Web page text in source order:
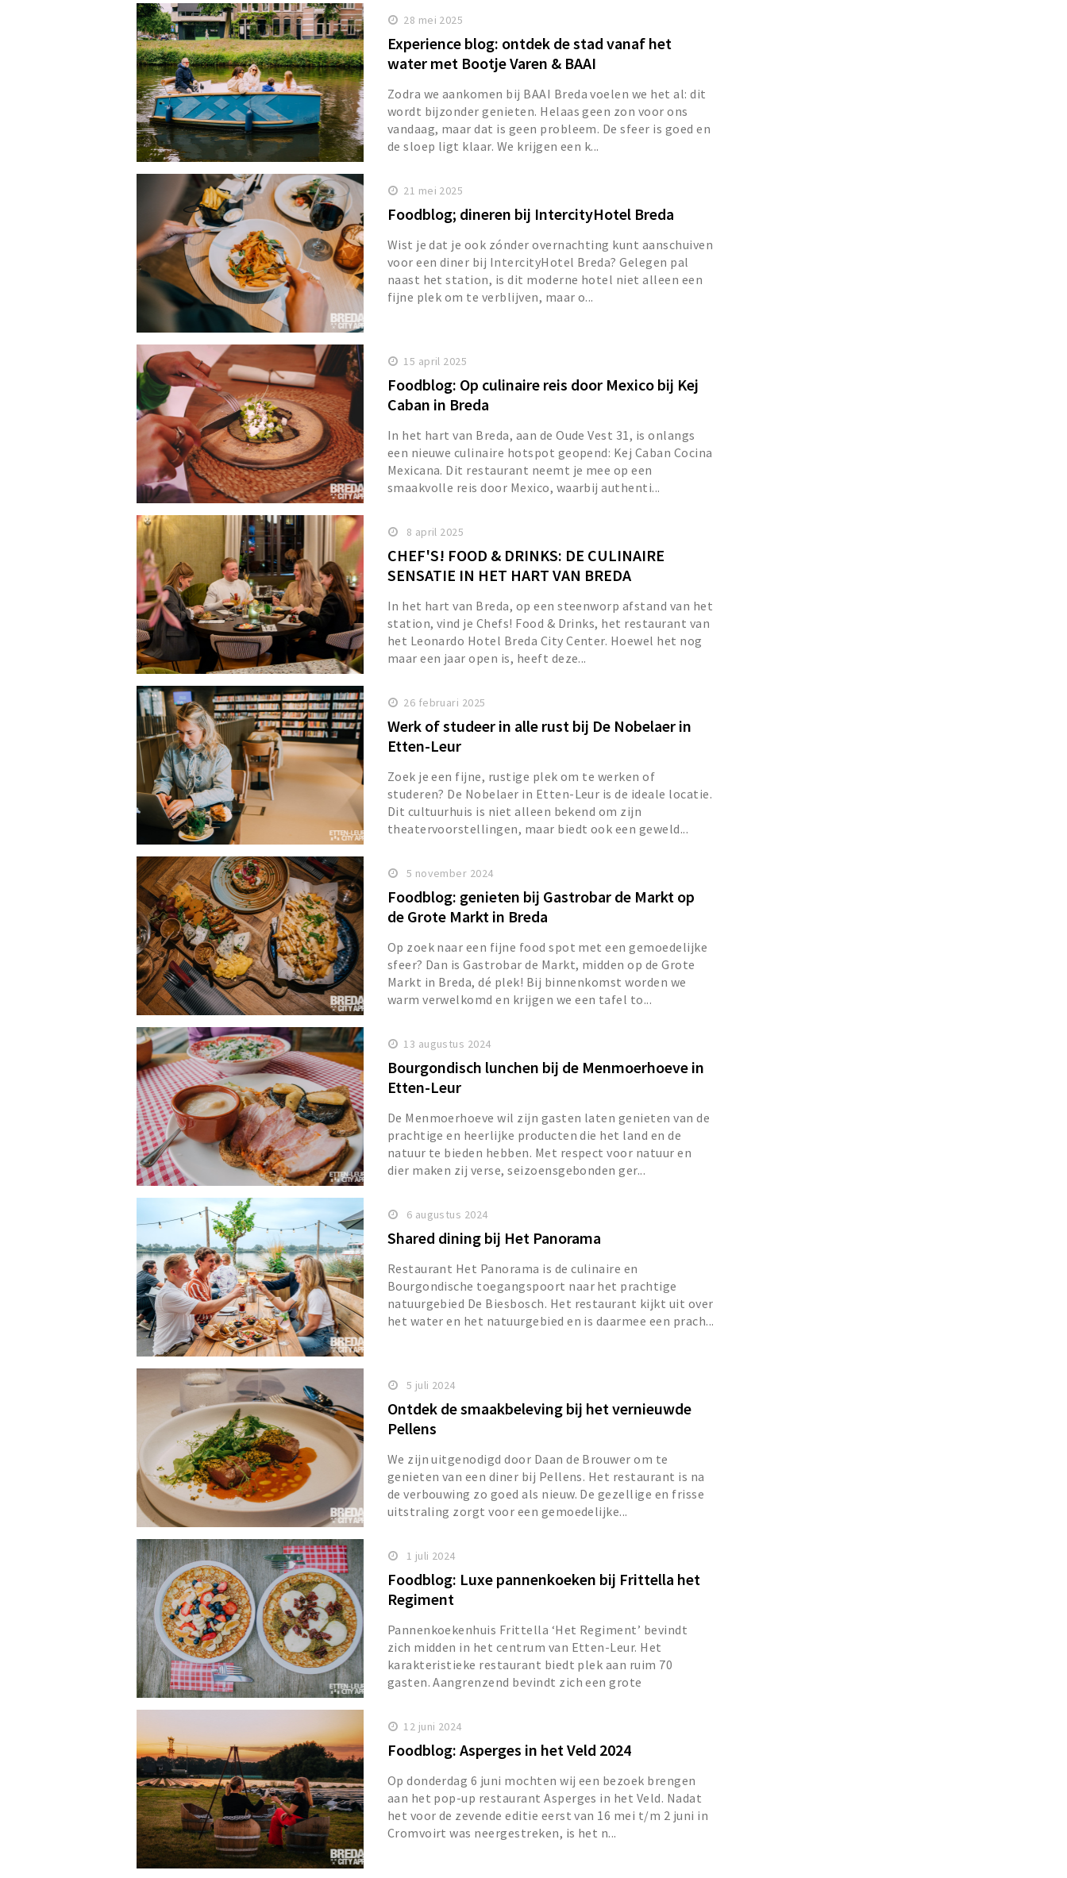
28 mei 2025
Experience blog: ontdek de stad vanaf het
water met Bootje Varen & BAAI
Zodra we aankomen bij BAAI Breda voelen we het al: dit
wordt bijzonder genieten. Helaas geen zon voor ons
vandaag, maar dat is geen probleem. De sfeer is goed en
de sloep ligt klaar. We krijgen een k...
21 mei 2025
Foodblog; dineren bij IntercityHotel Breda
Wist je dat je ook zónder overnachting kunt aanschuiven
voor een diner bij IntercityHotel Breda? Gelegen pal
naast het station, is dit moderne hotel niet alleen een
fijne plek om te verblijven, maar o...
15 april 2025
Foodblog: Op culinaire reis door Mexico bij Kej
Caban in Breda
In het hart van Breda, aan de Oude Vest 31, is onlangs
een nieuwe culinaire hotspot geopend: Kej Caban Cocina
Mexicana. Dit restaurant neemt je mee op een
smaakvolle reis door Mexico, waarbij authenti...
8 april 2025
CHEF'S! FOOD & DRINKS: DE CULINAIRE
SENSATIE IN HET HART VAN BREDA
In het hart van Breda, op een steenworp afstand van het
station, vind je Chefs! Food & Drinks, het restaurant van
het Leonardo Hotel Breda City Center. Hoewel het nog
maar een jaar open is, heeft deze...
26 februari 2025
Werk of studeer in alle rust bij De Nobelaer in
Etten-Leur
Zoek je een fijne, rustige plek om te werken of
studeren? De Nobelaer in Etten-Leur is de ideale locatie.
Dit cultuurhuis is niet alleen bekend om zijn
theatervoorstellingen, maar biedt ook een geweld...
5 november 2024
Foodblog: genieten bij Gastrobar de Markt op
de Grote Markt in Breda
Op zoek naar een fijne food spot met een gemoedelijke
sfeer? Dan is Gastrobar de Markt, midden op de Grote
Markt in Breda, dé plek! Bij binnenkomst worden we
warm verwelkomd en krijgen we een tafel to...
13 augustus 2024
Bourgondisch lunchen bij de Menmoerhoeve in
Etten-Leur
De Menmoerhoeve wil zijn gasten laten genieten van de
prachtige en heerlijke producten die het land en de
natuur te bieden hebben. Met respect voor natuur en
dier maken zij verse, seizoensgebonden ger...
6 augustus 2024
Shared dining bij Het Panorama
Restaurant Het Panorama is de culinaire en
Bourgondische toegangspoort naar het prachtige
natuurgebied De Biesbosch. Het restaurant kijkt uit over
het water en het natuurgebied en is daarmee een prach...
5 juli 2024
Ontdek de smaakbeleving bij het vernieuwde
Pellens
We zijn uitgenodigd door Daan de Brouwer om te
genieten van een diner bij Pellens. Het restaurant is na
de verbouwing zo goed als nieuw. De gezellige en frisse
uitstraling zorgt voor een gemoedelijke...
1 juli 2024
Foodblog: Luxe pannenkoeken bij Frittella het
Regiment
Pannenkoekenhuis Frittella ‘Het Regiment’ bevindt
zich midden in het centrum van Etten-Leur. Het
karakteristieke restaurant biedt plek aan ruim 70
gasten. Aangrenzend bevindt zich een grote
12 juni 2024
Foodblog: Asperges in het Veld 2024
Op donderdag 6 juni mochten wij een bezoek brengen
aan het pop-up restaurant Asperges in het Veld. Nadat
het voor de zevende editie eerst van 16 mei t/m 2 juni in
Cromvoirt was neergestreken, is het n...